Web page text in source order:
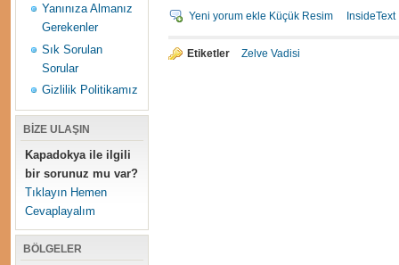
Yanınıza Almanız
Gerekenler
Sık Sorulan
Sorular
Gizlilik Politikamız
BİZE ULAŞIN
Kapadokya ile ilgili
bir sorunuz mu var?
Tıklayın Hemen
Cevaplayalım
BÖLGELER
Yeni yorum ekle Küçük Resim InsideText
Etiketler Zelve Vadisi